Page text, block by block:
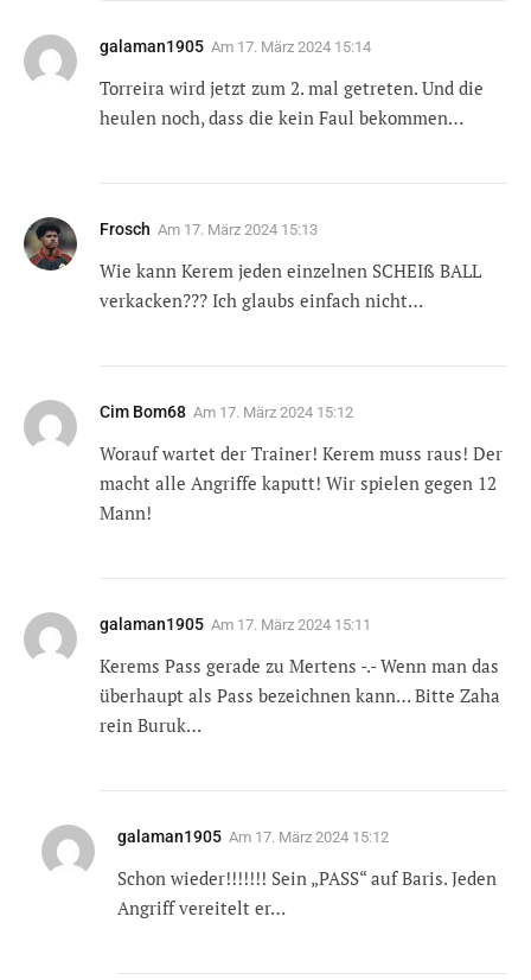
galaman1905 Am 17. März 2024 15:14
Torreira wird jetzt zum 2. mal getreten. Und die
heulen noch, dass die kein Faul bekommen…
Frosch Am 17. März 2024 15:13
Wie kann Kerem jeden einzelnen SCHEIß BALL
verkacken??? Ich glaubs einfach nicht…
Cim Bom68 Am 17. März 2024 15:12
Worauf wartet der Trainer! Kerem muss raus! Der
macht alle Angriffe kaputt! Wir spielen gegen 12
Mann!
galaman1905 Am 17. März 2024 15:11
Kerems Pass gerade zu Mertens -.- Wenn man das
überhaupt als Pass bezeichnen kann… Bitte Zaha
rein Buruk…
galaman1905 Am 17. März 2024 15:12
Schon wieder!!!!!!! Sein „PASS“ auf Baris. Jeden
Angriff vereitelt er…